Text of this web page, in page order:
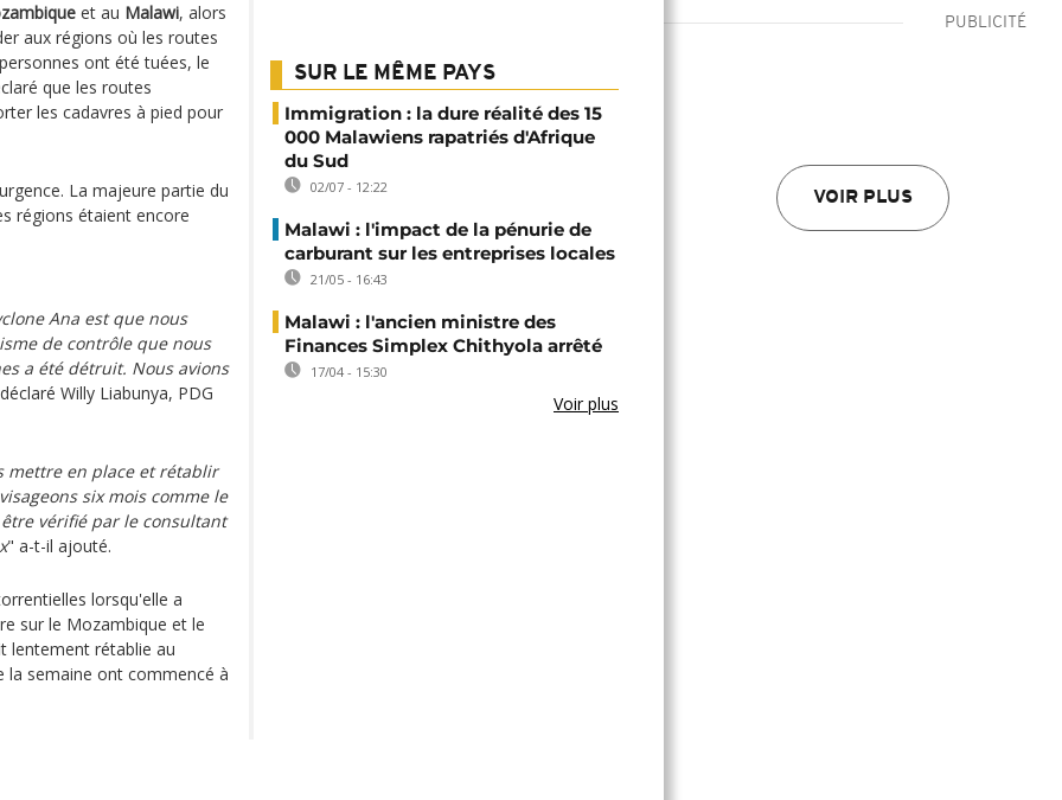
PUBLICITÉ
VOIR PLUS
et au Malawi, alors
aux régions où les routes
ont été tuées, le
que les routes
les cadavres à pied pour
La majeure partie du
régions étaient encore
Ana est que nous
de contrôle que nous
a été détruit. Nous avions
Willy Liabunya, PDG
mettre en place et rétablir
six mois comme le
vérifié par le consultant
" a-t-il ajouté.
lorsqu'elle a
sur le Mozambique et le
lentement rétablie au
la semaine ont commencé à
SUR LE MÊME PAYS
Immigration : la dure réalité des 15
000 Malawiens rapatriés d'Afrique
du Sud
02/07 - 12:22
Malawi : l'impact de la pénurie de
carburant sur les entreprises locales
21/05 - 16:43
Malawi : l'ancien ministre des
Finances Simplex Chithyola arrêté
17/04 - 15:30
Voir plus